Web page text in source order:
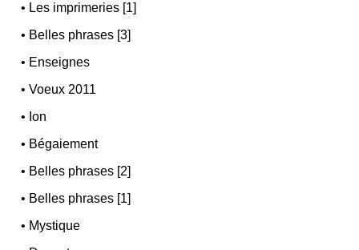
• Les imprimeries [1]
• Belles phrases [3]
• Enseignes
•Voeux 2011
• Ion
• Bégaiement
• Belles phrases [2]
• Belles phrases [1]
• Mystique